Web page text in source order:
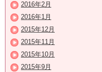
2016年2月
2016年1月
2015年12月
2015年11月
2015年10月
2015年9月